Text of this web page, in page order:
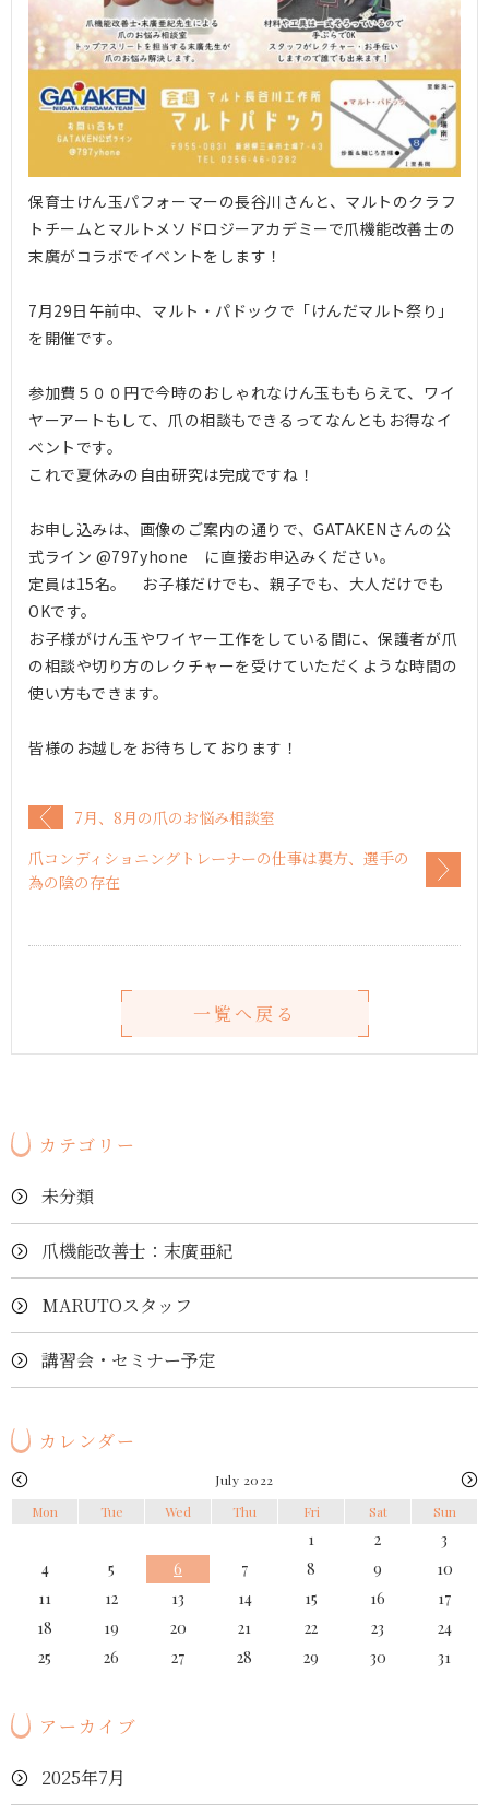
保育士けん玉パフォーマーの長谷川さんと、マルトのクラフ
トチームとマルトメソドロジーアカデミーで爪機能改善士の
末廣がコラボでイベントをします！
7月29日午前中、マルト・パドックで「けんだマルト祭り」
を開催です。
参加費５００円で今時のおしゃれなけん玉ももらえて、ワイ
ヤーアートもして、爪の相談もできるってなんともお得なイ
ベントです。
これで夏休みの自由研究は完成ですね！
お申し込みは、画像のご案内の通りで、GATAKENさんの公
式ライン @797yhone に直接お申込みください。
定員は15名。 お子様だけでも、親子でも、大人だけでも
OKです。
お子様がけん玉やワイヤー工作をしている間に、保護者が爪
の相談や切り方のレクチャーを受けていただくような時間の
使い方もできます。
皆様のお越しをお待ちしております！
7月、8月の爪のお悩み相談室
爪コンディショニングトレーナーの仕事は裏方、選手の
為の陰の存在
一覧へ戻る
カテゴリー
未分類
爪機能改善士：末廣亜紀
MARUTOスタッフ
講習会・セミナー予定
カレンダー
July 2022
Mon
Tue Wed Thu Fri Sat Sun
1 2
3
4
5 6 7 8 9
10
11
12 13 14 15 16
17
18
19 20 21 22 23
24
25
26 27 28 29 30 31
アーカイブ
2025年7月